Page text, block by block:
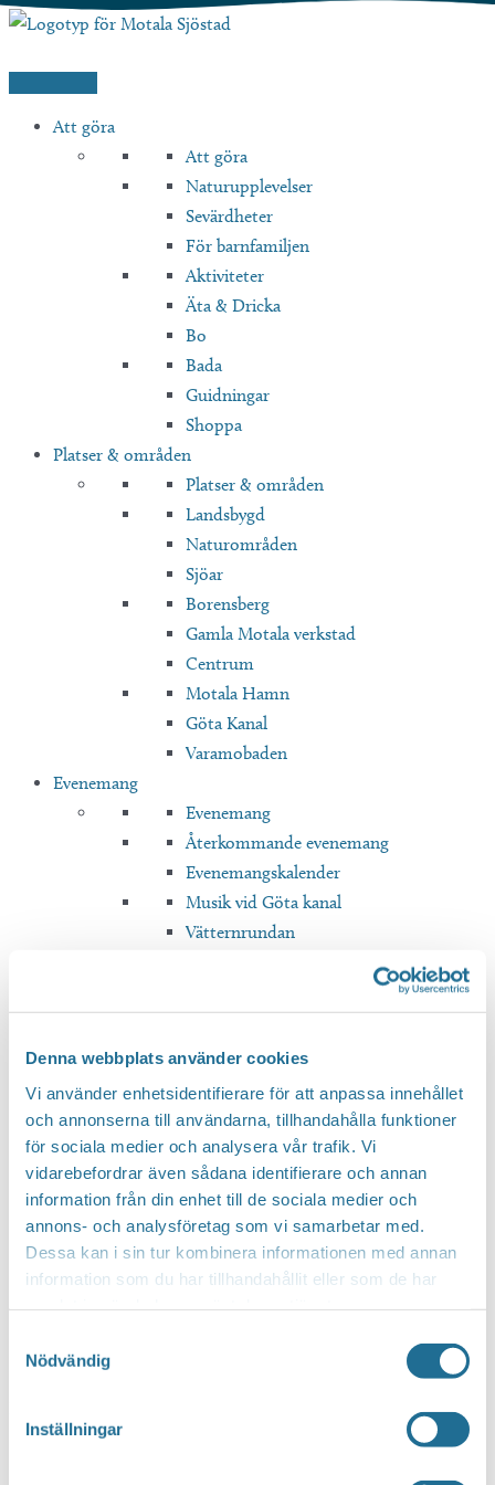
Denna webbplats använder cookies
Vi använder enhetsidentifierare för att anpassa innehållet
och annonserna till användarna, tillhandahålla funktioner
för sociala medier och analysera vår trafik. Vi
vidarebefordrar även sådana identifierare och annan
information från din enhet till de sociala medier och
annons- och analysföretag som vi samarbetar med.
Dessa kan i sin tur kombinera informationen med annan
information som du har tillhandahållit eller som de har
Nödvändig
Inställningar
Hoppa
Att göra
Att göra
Naturupplevelser
Sevärdheter
För barnfamiljen
Aktiviteter
Äta & Dricka
Bo
Bada
Guidningar
Shoppa
Platser & områden
Platser & områden
Landsbygd
Naturområden
Sjöar
Borensberg
Gamla Motala verkstad
Centrum
Motala Hamn
Göta Kanal
Varamobaden
Evenemang
Evenemang
Återkommande evenemang
Evenemangskalender
Musik vid Göta kanal
Vätternrundan
InfoPoints
Kontaktuppgifter
Närliggande kommuner
Livet i Motala
Livet i Motala
Hyr
Köp
Bygg